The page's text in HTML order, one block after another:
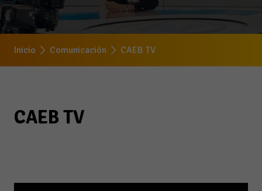
Inicio Comunicación CAEB TV
CAEB TV